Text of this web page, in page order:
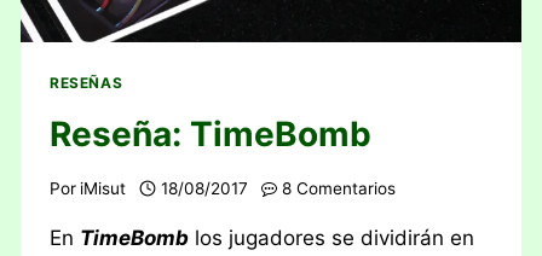
RESEÑAS
Reseña: TimeBomb
Por iMisut 18/08/2017 8 Comentarios
En TimeBomb los jugadores se dividirán en